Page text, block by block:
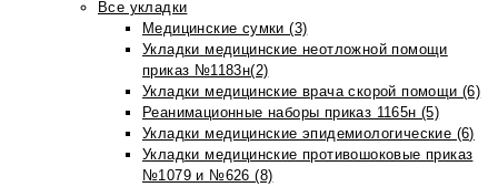
Все укладки
Медицинские сумки (3)
Укладки медицинские неотложной помощи
приказ №1183н(2)
Укладки медицинские врача скорой помощи (6)
Реанимационные наборы приказ 1165н (5)
Укладки медицинские эпидемиологические (6)
Укладки медицинские противошоковые приказ
№1079 и №626 (8)